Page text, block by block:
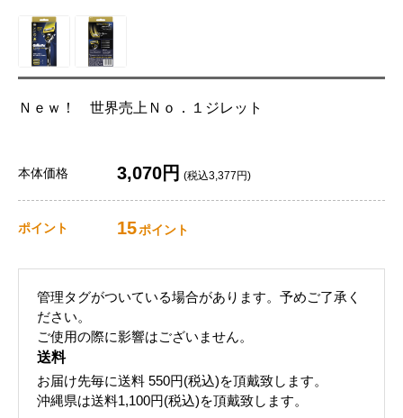
Ｎｅｗ！ 世界売上Ｎｏ．１ジレット
本体価格 3,070円 (税込3,377円)
ポイント 15ポイント
管理タグがついている場合があります。予めご了承く
ださい。
ご使用の際に影響はございません。
送料
お届け先毎に送料 550円(税込)を頂戴致します。
沖縄県は送料1,100円(税込)を頂戴致します。